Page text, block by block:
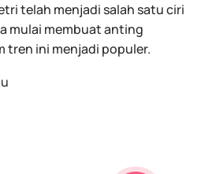
telah menjadi salah satu ciri
mulai membuat anting
tren ini menjadi populer.